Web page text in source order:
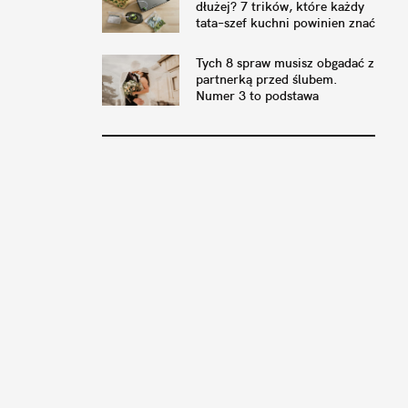
dłużej? 7 trików, które każdy
tata–szef kuchni powinien znać
Tych 8 spraw musisz obgadać z
partnerką przed ślubem.
Numer 3 to podstawa